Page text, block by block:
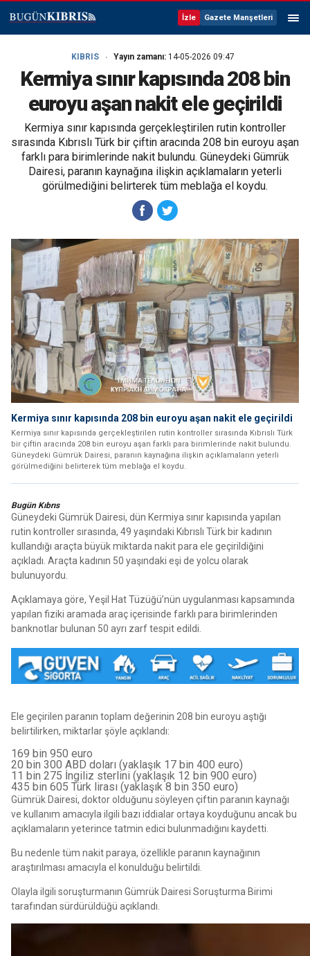
İzle Gazete Manşetleri
KIBRIS Yayın zamanı: 14-05-2026 09:47
Kermiya sınır kapısında 208 bin
euroyu aşan nakit ele geçirildi
Kermiya sınır kapısında gerçekleştirilen rutin kontroller
sırasında Kıbrıslı Türk bir çiftin aracında 208 bin euroyu aşan
farklı para birimlerinde nakit bulundu. Güneydeki Gümrük
Dairesi, paranın kaynağına ilişkin açıklamaların yeterli
görülmediğini belirterek tüm meblağa el koydu.
Kermiya sınır kapısında 208 bin euroyu aşan nakit ele geçirildi
Kermiya sınır kapısında gerçekleştirilen rutin kontroller sırasında Kıbrıslı Türk
bir çiftin aracında 208 bin euroyu aşan farklı para birimlerinde nakit bulundu.
Güneydeki Gümrük Dairesi, paranın kaynağına ilişkin açıklamaların yeterli
görülmediğini belirterek tüm meblağa el koydu.
Bugün Kıbrıs
Güneydeki Gümrük Dairesi, dün Kermiya sınır kapısında yapılan
rutin kontroller sırasında, 49 yaşındaki Kıbrıslı Türk bir kadının
kullandığı araçta büyük miktarda nakit para ele geçirildiğini
açıkladı. Araçta kadının 50 yaşındaki eşi de yolcu olarak
bulunuyordu.
Açıklamaya göre, Yeşil Hat Tüzüğü’nün uygulanması kapsamında
yapılan fiziki aramada araç içerisinde farklı para birimlerinden
banknotlar bulunan 50 ayrı zarf tespit edildi.
Ele geçirilen paranın toplam değerinin 208 bin euroyu aştığı
belirtilirken, miktarlar şöyle açıklandı:
169 bin 950 euro
20 bin 300 ABD doları (yaklaşık 17 bin 400 euro)
11 bin 275 İngiliz sterlini (yaklaşık 12 bin 900 euro)
435 bin 605 Türk lirası (yaklaşık 8 bin 350 euro)
Gümrük Dairesi, doktor olduğunu söyleyen çiftin paranın kaynağı
ve kullanım amacıyla ilgili bazı iddialar ortaya koyduğunu ancak bu
açıklamaların yeterince tatmin edici bulunmadığını kaydetti.
Bu nedenle tüm nakit paraya, özellikle paranın kaynağının
araştırılması amacıyla el konulduğu belirtildi.
Olayla ilgili soruşturmanın Gümrük Dairesi Soruşturma Birimi
tarafından sürdürüldüğü açıklandı.